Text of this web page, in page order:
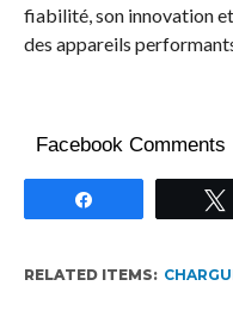
fiabilité, son innovation
des appareils
Facebook Comments
RELATED ITEMS: